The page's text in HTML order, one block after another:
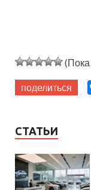
(Пока
поделиться
СТАТЬИ